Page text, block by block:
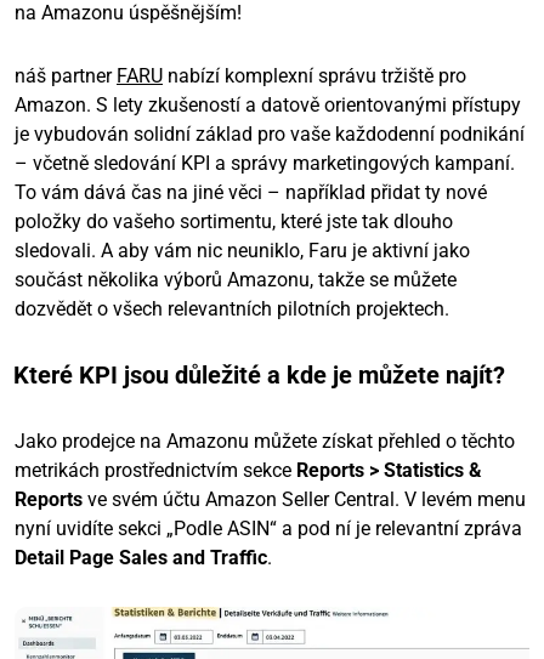
na Amazonu úspěšnějším!
náš partner FARU nabízí komplexní správu tržiště pro
Amazon. S lety zkušeností a datově orientovanými přístupy
je vybudován solidní základ pro vaše každodenní podnikání
– včetně sledování KPI a správy marketingových kampaní.
To vám dává čas na jiné věci – například přidat ty nové
položky do vašeho sortimentu, které jste tak dlouho
sledovali. A aby vám nic neuniklo, Faru je aktivní jako
součást několika výborů Amazonu, takže se můžete
dozvědět o všech relevantních pilotních projektech.
Které KPI jsou důležité a kde je můžete najít?
Jako prodejce na Amazonu můžete získat přehled o těchto
metrikách prostřednictvím sekce Reports > Statistics &
Reports ve svém účtu Amazon Seller Central. V levém menu
nyní uvidíte sekci „Podle ASIN“ a pod ní je relevantní zpráva
Detail Page Sales and Traffic.